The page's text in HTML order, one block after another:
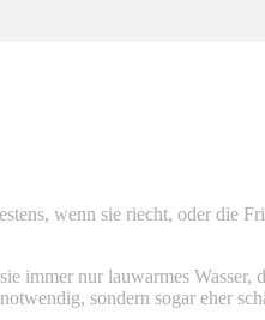
wenn sie riecht, oder die
nur lauwarmes
sondern sogar eher